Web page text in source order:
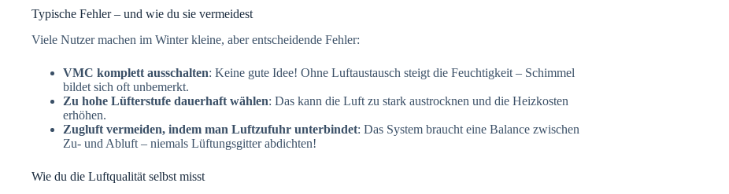
Typische Fehler – und wie du sie vermeidest
Viele Nutzer machen im Winter kleine, aber entscheidende Fehler:
VMC komplett ausschalten: Keine gute Idee! Ohne Luftaustausch steigt die Feuchtigkeit – Schimmel
bildet sich oft unbemerkt.
Zu hohe Lüfterstufe dauerhaft wählen: Das kann die Luft zu stark austrocknen und die Heizkosten
erhöhen.
Zugluft vermeiden, indem man Luftzufuhr unterbindet: Das System braucht eine Balance zwischen
Zu- und Abluft – niemals Lüftungsgitter abdichten!
Wie du die Luftqualität selbst misst